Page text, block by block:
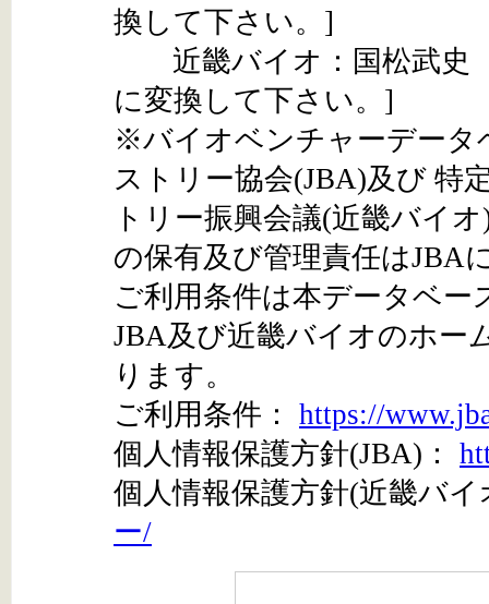
換して下さい。]
近畿バイオ：国松武史
に変換して下さい。]
※バイオベンチャーデータ
ストリー協会(JBA)及び 特
トリー振興会議(近畿バイ
の保有及び管理責任はJBA
ご利用条件は本データベー
JBA及び近畿バイオのホー
ります。
ご利用条件： https://
個人情報保護方針(JBA)：
個人情報保護方針(近畿バ
ー/